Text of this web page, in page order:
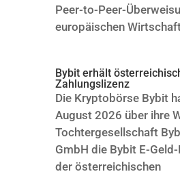
Peer-to-Peer-
europäischen
Bybit erhält
Zahlungslizenz
Die Kryptobörse Bybit
August 2026 über ihre
Tochtergesellschaft
GmbH die Bybit E-
der österreichischen